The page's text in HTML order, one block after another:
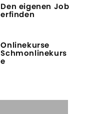
Den eigenen Job
erfinden
Onlinekurse
Schmonlinekurs
e